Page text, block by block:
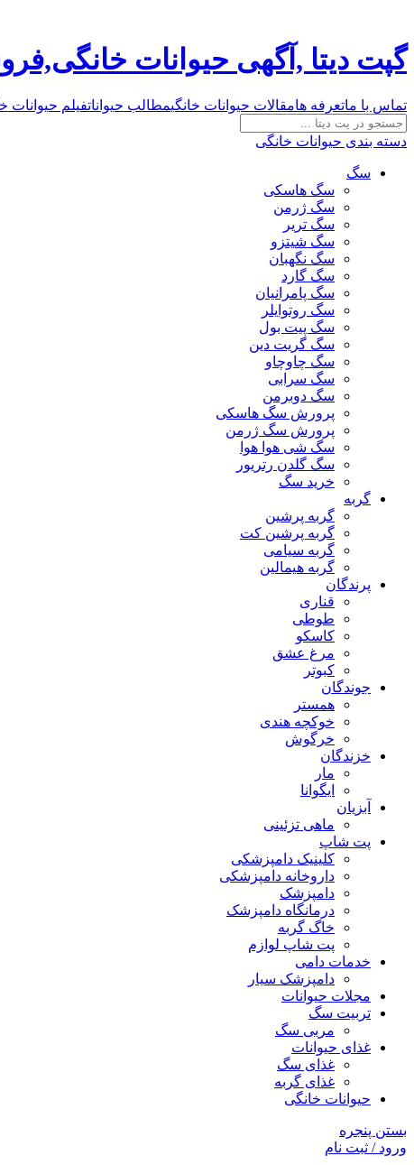
گپت دیتا ,آگهی حیوانات
تماس با ماتعرفه هامقالات حیوانات خانگیمطالب حیواناتفیلم حیوانات
دسته بندی حیوانات خانگی
سگ
سگ هاسکی
سگ ژرمن
سگ تریر
سگ شیتزو
سگ نگهبان
سگ گارد
سگ پامرانیان
سگ روتوایلر
سگ پیت بول
سگ گریت دین
سگ چاوچاو
سگ سرابی
سگ دوبرمن
پرورش سگ هاسکی
پرورش سگ ژرمن
سگ شی هوا هوا
سگ گلدن رتریور
خرید سگ
گربه
گربه پرشین
گربه پرشین کت
گربه سیامی
گربه هیمالین
پرندگان
قناری
طوطی
کاسکو
مرغ عشق
کبوتر
جوندگان
همستر
خوکچه هندی
خرگوش
خزندگان
مار
ایگوانا
آبزیان
ماهی تزئینی
پت شاپ
کلینیک دامپزشکی
داروخانه دامپزشکی
دامپزشک
درمانگاه دامپزشک
خاگ گربه
پت شاپ لوازم
خدمات دامی
دامپزشک سیار
مجلات حیوانات
تربیت سگ
مربی سگ
غذای حیوانات
غذای سگ
غذای گربه
حیوانات خانگی
بستن پنجره
ورود / ثبت نام